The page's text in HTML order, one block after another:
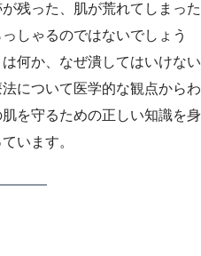
が残った、肌が荒れてしまった
しゃるのではないでしょう
何か、なぜ潰してはいけない
について医学的な観点からわ
を守るための正しい知識を身
います。